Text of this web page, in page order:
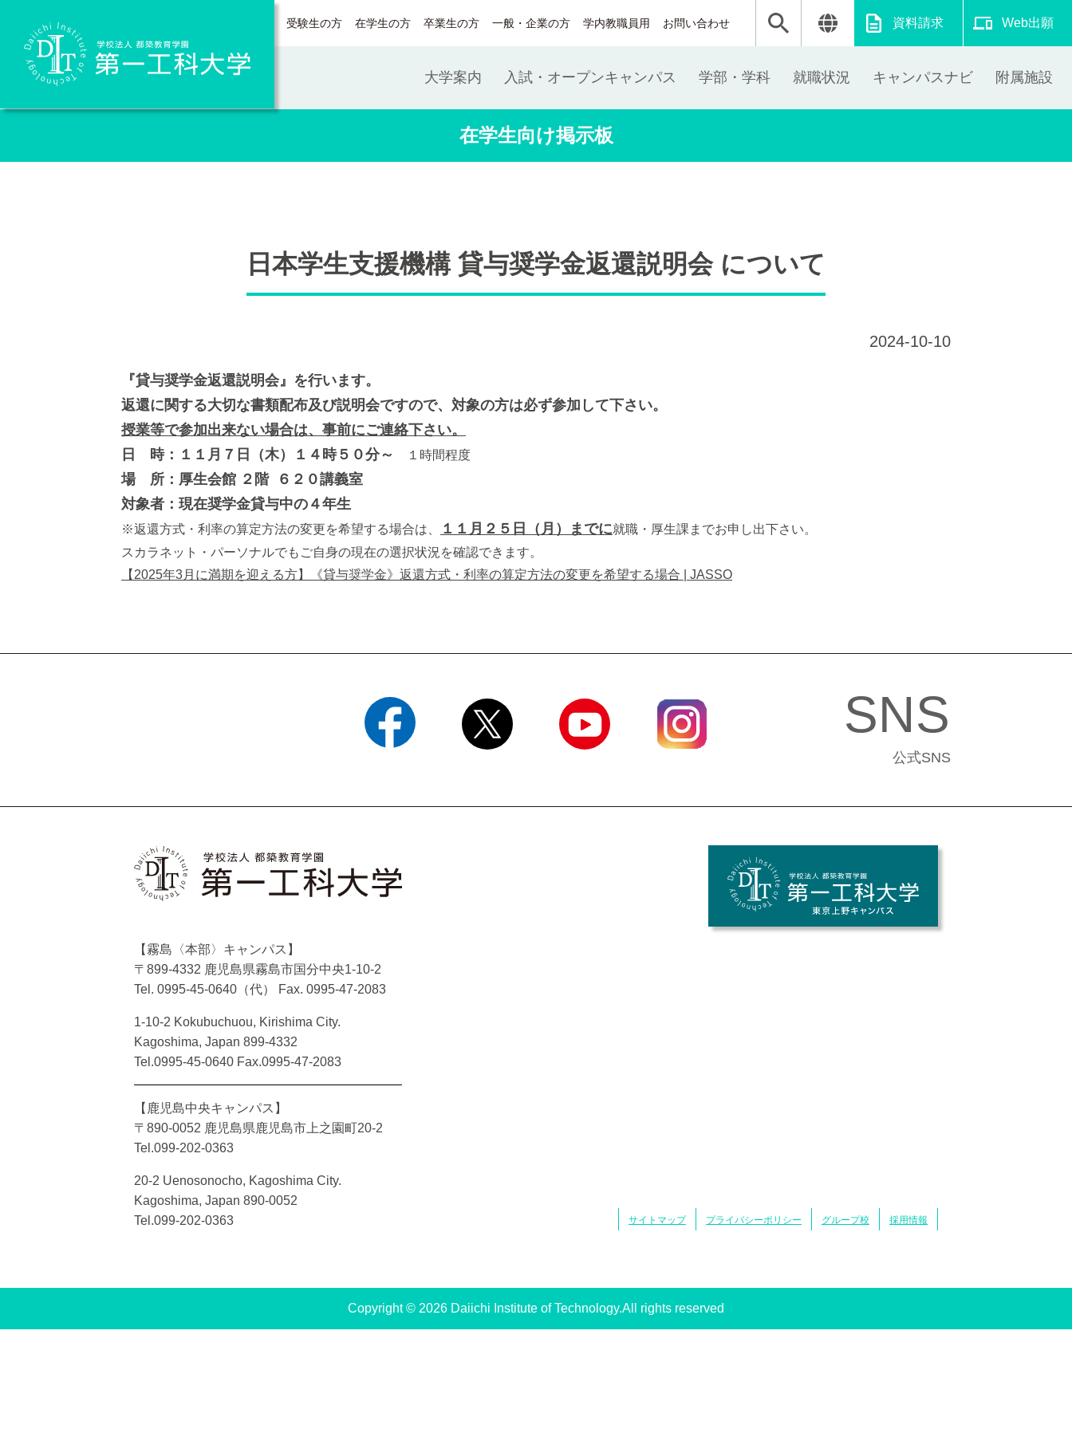
受験生の方 在学生の方 卒業生の方 一般・企業の方 学内教職員用 お問い合わせ 資料請求 Web出願
Daiichi Institute of Technology 大学案内 入試・オープンキャンパス 学部・学科 就職状況 キャンパスナビ 附属施設
在学生向け掲示板
日本学生支援機構 貸与奨学金返還説明会 について
2024-10-10
『貸与奨学金返還説明会』を行います。
返還に関する大切な書類配布及び説明会ですので、対象の方は必ず参加して下さい。
授業等で参加出来ない場合は、事前にご連絡下さい。
日 時：１１月７日（木）１４時５０分～
１時間程度
場 所：厚生会館 ２階 ６２０講義室
対象者：現在奨学金貸与中の４年生
※返還方式・利率の算定方法の変更を希望する場合は、 １１月２５日（月）までに就職・厚生課までお申し出下さい。
スカラネット・パーソナルでもご自身の現在の選択状況を確認できます。
【2025年3月に満期を迎える方】《貸与奨学金》返還方式・利率の算定方法の変更を希望する場合 | JASSO
SNS
公式SNS
【霧島〈本部〉キャンパス】
〒899-4332 鹿児島県霧島市国分中央1-10-2
Tel. 0995-45-0640（代）
Fax. 0995-47-2083
1-10-2 Kokubuchuou, Kirishima City.
Kagoshima, Japan 899-4332
Tel.0995-45-0640 Fax.0995-47-2083
【鹿児島中央キャンパス】
〒890-0052 鹿児島県鹿児島市上之園町20-2
Tel.099-202-0363
20-2 Uenosonocho, Kagoshima City.
Kagoshima, Japan 890-0052
Tel.099-202-0363
サイトマップ プライバシーポリシー グループ校 採用情報
Copyright © 2026 Daiichi Institute of Technology.All rights reserved